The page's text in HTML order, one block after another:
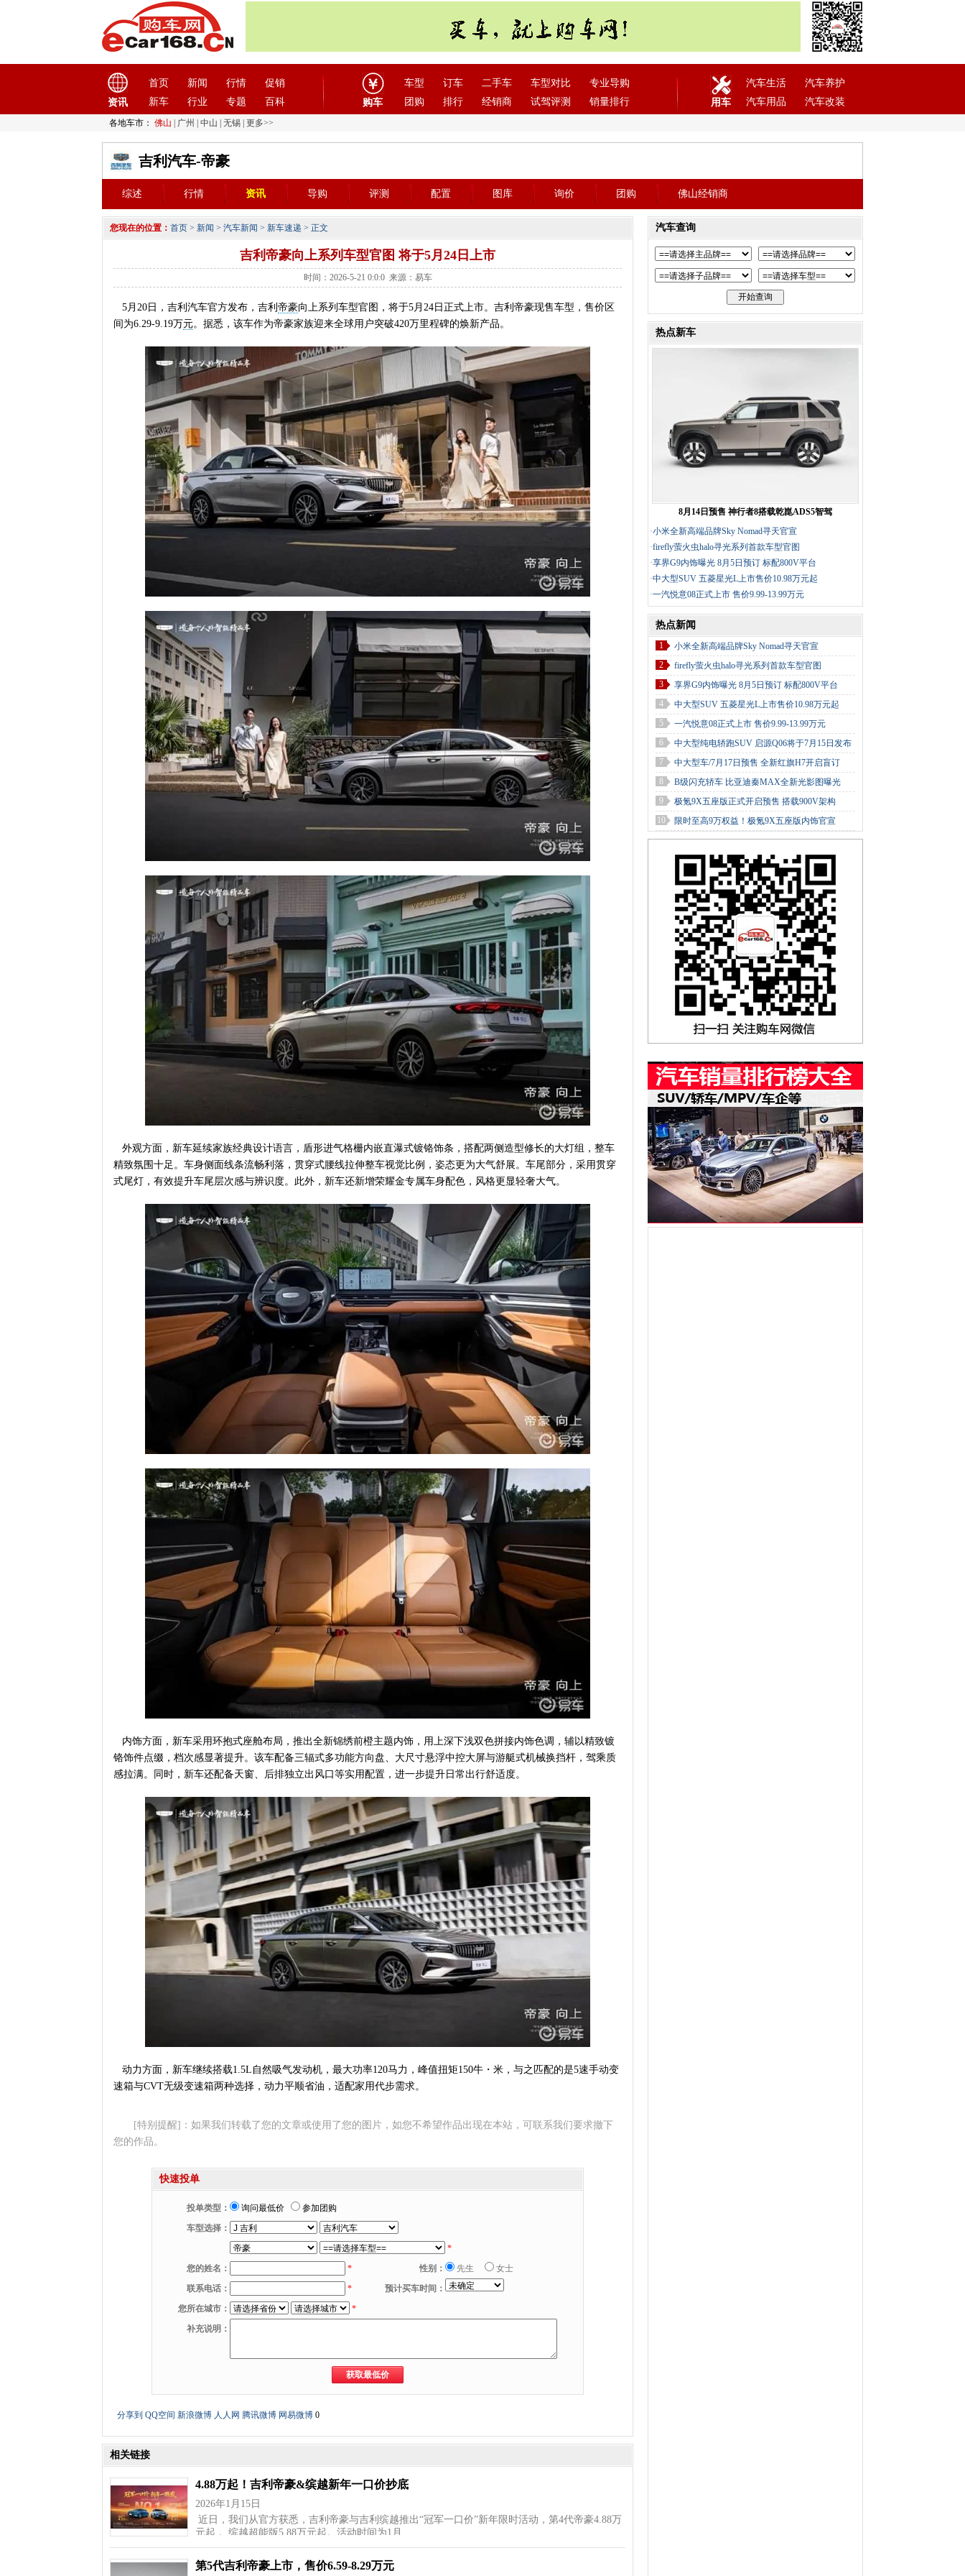
资讯
首页 新闻 行情
促销
新车
行业 专题 百科 购车
车型 订车 二手车 车型对比
专业导购
团购
排行 经销商 试驾评测 销量排行 用车
汽车生活
汽车养护
汽车用品
汽车改装
各地车市： 佛山 广州 中山 无锡 更多>>
吉利汽车-帝豪
综述 行情 资讯 导购 评测 配置 图库 询价 团购 佛山经销商
您现在的位置： 首页 > 新闻 > 汽车新闻 > 新车速递 > 正文
吉利帝豪向上系列车型官图 将于5月24日上市
时间：2026-5-21 0:0:0 来源：易车
5月20日，吉利汽车官方发布，吉利 帝豪向上系列车型官图，将于5月24日正式上市。吉利帝豪现售车型，售价区
间为6.29-9.19万元。据悉，该车作为帝豪家族迎来全球用户突破420万里程碑的焕新产品。
外观方面，新车延续家族经典设计语言，盾形进气格栅内嵌直瀑式镀铬饰条，搭配两侧造型修长的大灯组，整车
精致氛围十足。车身侧面线条流畅利落，贯穿式腰线拉伸整车视觉比例，姿态更为大气舒展。车尾部分，采用贯穿
式尾灯，有效提升车尾层次感与辨识度。此外，新车还新增荣耀金专属车身配色，风格更显轻奢大气。
内饰方面，新车采用环抱式座舱布局，推出全新锦绣前橙主题内饰，用上深下浅双色拼接内饰色调，辅以精致镀
铬饰件点缀，档次感显著提升。该车配备三辐式多功能方向盘、大尺寸悬浮中控大屏与游艇式机械换挡杆，驾乘质
感拉满。同时，新车还配备天窗、后排独立出风口等实用配置，进一步提升日常出行舒适度。
动力方面，新车继续搭载1.5L自然吸气发动机，最大功率120马力，峰值扭矩150牛・米，与之匹配的是5速手动变
速箱与CVT无级变速箱两种选择，动力平顺省油，适配家用代步需求。
[特别提醒]：如果我们转载了您的文章或使用了您的图片，如您不希望作品出现在本站，可联系我们要求撤下
您的作品。
快速投单
投单类型： 询问最低价
参加团购
车型选择：
*
您的姓名：
* 性别： 先生
女士
联系电话：
*
预计买车时间：
您所在城市：
*
补充说明：
分享到 QQ空间 新浪微博 人人网 腾讯微博 网易微博 0
相关链接
4.88万起！吉利帝豪&缤越新年一口价抄底
2026年1月15日
近日，我们从官方获悉，吉利帝豪与吉利缤越推出“冠军一口价”新年限时活动，第4代帝豪4.88万
元起， 缤越超能版5.88万元起。活动时间为1月…
第5代吉利帝豪上市，售价6.59-8.29万元
汽车查询
热点新车
8月14日预售 神行者8搭载乾崑ADS5智驾
·小米全新高端品牌Sky Nomad寻天官宣
·firefly萤火虫halo寻光系列首款车型官图
·享界G9内饰曝光 8月5日预订 标配800V平台
·中大型SUV 五菱星光L上市售价10.98万元起
·一汽悦意08正式上市 售价9.99-13.99万元
热点新闻
1
小米全新高端品牌Sky Nomad寻天官宣
2
firefly萤火虫halo寻光系列首款车型官图
3
享界G9内饰曝光 8月5日预订 标配800V平台
4
中大型SUV 五菱星光L上市售价10.98万元起
5
一汽悦意08正式上市 售价9.99-13.99万元
6
中大型纯电轿跑SUV 启源Q06将于7月15日发布
7
中大型车/7月17日预售 全新红旗H7开启盲订
8
B级闪充轿车 比亚迪秦MAX全新光影图曝光
9
极氪9X五座版正式开启预售 搭载900V架构
10
限时至高9万权益！极氪9X五座版内饰官宣